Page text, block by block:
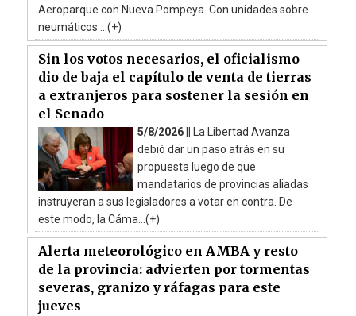
Aeroparque con Nueva Pompeya. Con unidades sobre
neumáticos ...(+)
Sin los votos necesarios, el oficialismo
dio de baja el capítulo de venta de tierras
a extranjeros para sostener la sesión en
el Senado
5/8/2026 ||
La Libertad Avanza
debió dar un paso atrás en su
propuesta luego de que
mandatarios de provincias aliadas
instruyeran a sus legisladores a votar en contra. De
este modo, la Cáma...(+)
Alerta meteorológico en AMBA y resto
de la provincia: advierten por tormentas
severas, granizo y ráfagas para este
jueves